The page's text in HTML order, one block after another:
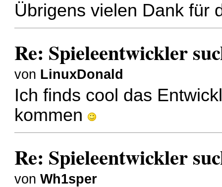
Übrigens vielen Dank für
Re: Spieleentwickler
von LinuxDonald
Ich finds cool das
kommen
Re: Spieleentwickler
vonWh1sper